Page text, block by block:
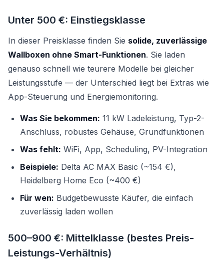
Unter 500 €: Einstiegsklasse
In dieser Preisklasse finden Sie solide, zuverlässige
Wallboxen ohne Smart-Funktionen. Sie laden
genauso schnell wie teurere Modelle bei gleicher
Leistungsstufe — der Unterschied liegt bei Extras wie
App-Steuerung und Energiemonitoring.
Was Sie bekommen: 11 kW Ladeleistung, Typ-2-
Anschluss, robustes Gehäuse, Grundfunktionen
Was fehlt: WiFi, App, Scheduling, PV-Integration
Beispiele: Delta AC MAX Basic (~154 €),
Heidelberg Home Eco (~400 €)
Für wen: Budgetbewusste Käufer, die einfach
zuverlässig laden wollen
500–900 €: Mittelklasse (bestes Preis-
Leistungs-Verhältnis)